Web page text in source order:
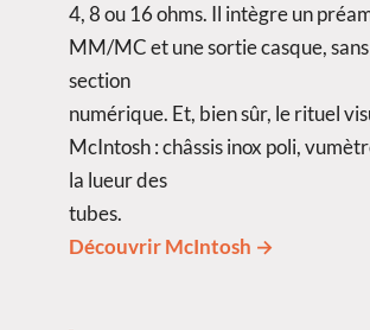
4, 8 ou 16 ohms. Il intègre un
MM/MC et une sortie casque,
section
numérique. Et, bien sûr, le rituel
McIntosh : châssis inox poli,
la lueur des
tubes.
Découvrir McIntosh →